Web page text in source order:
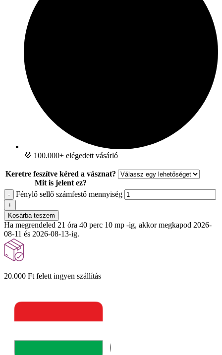
💜 100.000+ elégedett vásárló
Keretre feszítve kéred a vásznat?
Mit is jelent ez?
- Fénylő sellő számfestő mennyiség
+
Kosárba teszem
Ha megrendeled 21 óra 40 perc 9 mp -ig, akkor megkapod 2026-08-
11 és 2026-08-13-ig.
20.000 Ft felett ingyen szállítás